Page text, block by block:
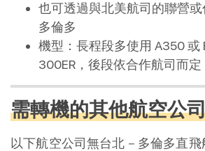
也可透過與北美航司的聯營
多倫多
機型：長程段多使用 A350 或
300ER，後段依合作航司而定
需轉機的其他航空公
以下航空公司無台北－多倫多直